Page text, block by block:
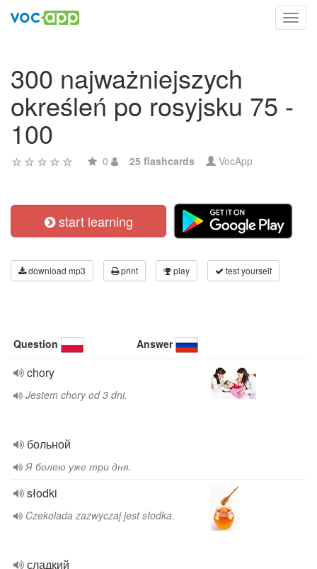
300 najważniejszych
określeń po rosyjsku 75 -
100
0 25 flashcards VocApp
start learning
download mp3 print play test yourself
Question Answer
chory
Jestem chory od 3 dni.
больной
Я болею уже три дня.
słodki
Czekolada zazwyczaj jest słodka.
сладкий